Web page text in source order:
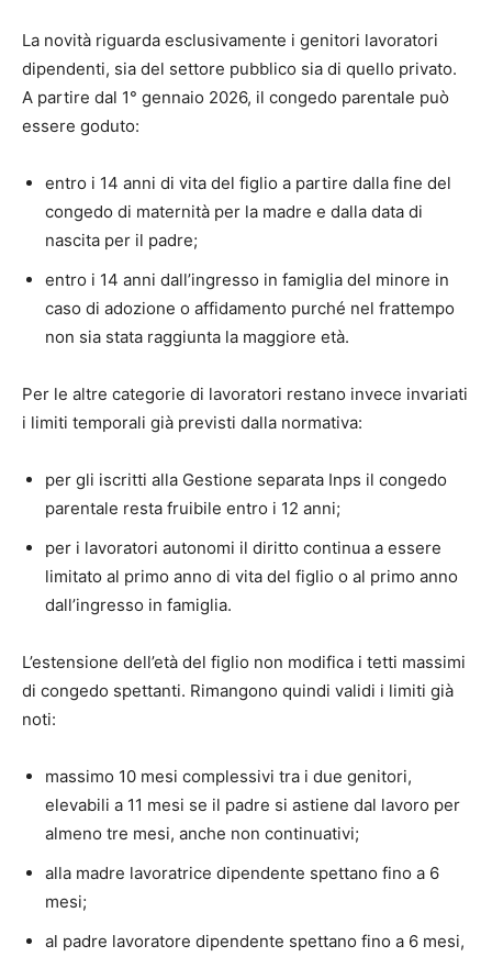
La novità riguarda esclusivamente i genitori lavoratori
dipendenti, sia del settore pubblico sia di quello privato.
A partire dal 1° gennaio 2026, il congedo parentale può
essere goduto:
entro i 14 anni di vita del figlio a partire dalla fine del
congedo di maternità per la madre e dalla data di
nascita per il padre;
entro i 14 anni dall’ingresso in famiglia del minore in
caso di adozione o affidamento purché nel frattempo
non sia stata raggiunta la maggiore età.
Per le altre categorie di lavoratori restano invece invariati
i limiti temporali già previsti dalla normativa:
per gli iscritti alla Gestione separata Inps il congedo
parentale resta fruibile entro i 12 anni;
per i lavoratori autonomi il diritto continua a essere
limitato al primo anno di vita del figlio o al primo anno
dall’ingresso in famiglia.
L’estensione dell’età del figlio non modifica i tetti massimi
di congedo spettanti. Rimangono quindi validi i limiti già
noti:
massimo 10 mesi complessivi tra i due genitori,
elevabili a 11 mesi se il padre si astiene dal lavoro per
almeno tre mesi, anche non continuativi;
alla madre lavoratrice dipendente spettano fino a 6
mesi;
al padre lavoratore dipendente spettano fino a 6 mesi,